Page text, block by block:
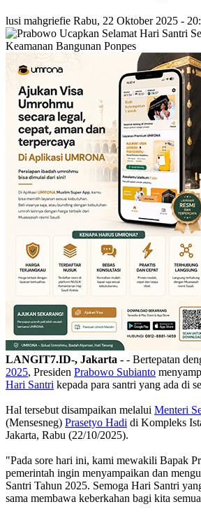
lusi mahgriefie Rabu, 22 Oktober 2025 -
LANGIT7.ID-, Jakarta - - Bertepatan
2025, Presiden Prabowo Subianto
Hari Santri kepada para santri yang ada di
Hal tersebut disampaikan melalui Menteri
(Mensesneg) Prasetyo Hadi di Kompleks
Jakarta, Rabu (22/10/2025).
"Pada sore hari ini, kami mewakili Bapak
pemerintah ingin menyampaikan dan
Santri Tahun 2025. Semoga Hari Santri
sama membawa keberkahan bagi kita